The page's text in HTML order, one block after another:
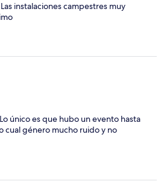
instalaciones campestres muy
único es que hubo un evento hasta
cual género mucho ruido y no